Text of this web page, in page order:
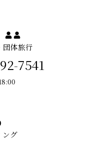
団体旅行
7541
ング